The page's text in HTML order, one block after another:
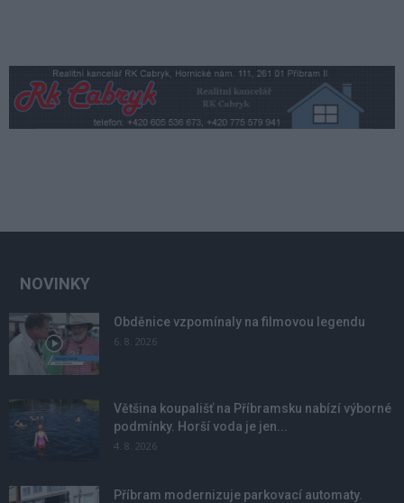
NOVINKY
Obděnice vzpomínaly na filmovou legendu
6. 8. 2026
Většina koupališť na Příbramsku nabízí výborné
podmínky. Horší voda je jen...
4. 8. 2026
Příbram modernizuje parkovací automaty.